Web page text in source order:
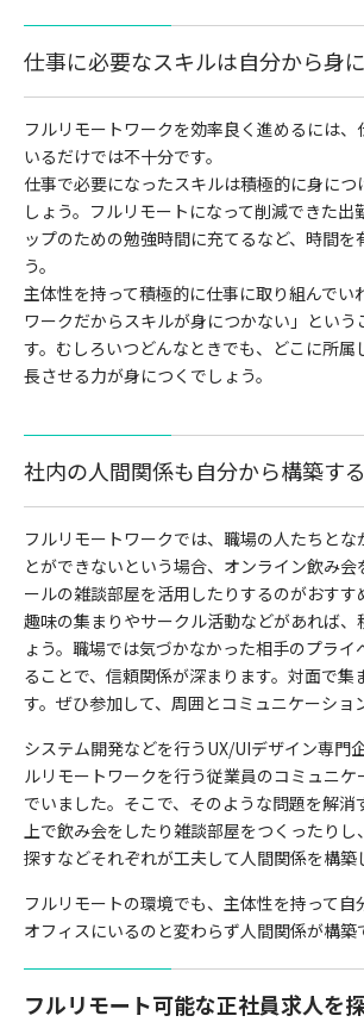
仕事に必要なスキルは自分から身
フルリモートワークを効率良く進めるには、
いるだけでは不十分です。
仕事で必要になったスキルは積極的に身につ
しょう。フルリモートになって削減できた出
ップのための勉強時間に充てるなど、時間を
う。
主体性を持って積極的に仕事に取り組んでい
ワークだからスキルが身につかない」という
す。むしろいつどんなときでも、どこに所属
長させる力が身につくでしょう。
社内の人間関係も自分から構築する
フルリモートワークでは、職場の人たちとな
とができないという場合、オンライン飲み
ールの雑談部屋を活用したりするのがおすす
趣味の集まりやサークル活動などがあれば、
ょう。職場では気づかなかった相手のプライ
ることで、信頼関係が深まります。対面で集
す。ぜひ参加して、周囲とコミュニケーショ
システム開発などを行うUX/UIデザイン専門
ルリモートワークを行う従業員のコミュニケ
でいました。そこで、そのような問題を解消
上で飲み会をしたり雑談部屋をつくったりし
探すなどそれぞれが工夫して人間関係を構築
フルリモートの環境でも、主体性を持って自
オフィスにいるのと変わらず人間関係が構築
フルリモート可能な正社員求人を